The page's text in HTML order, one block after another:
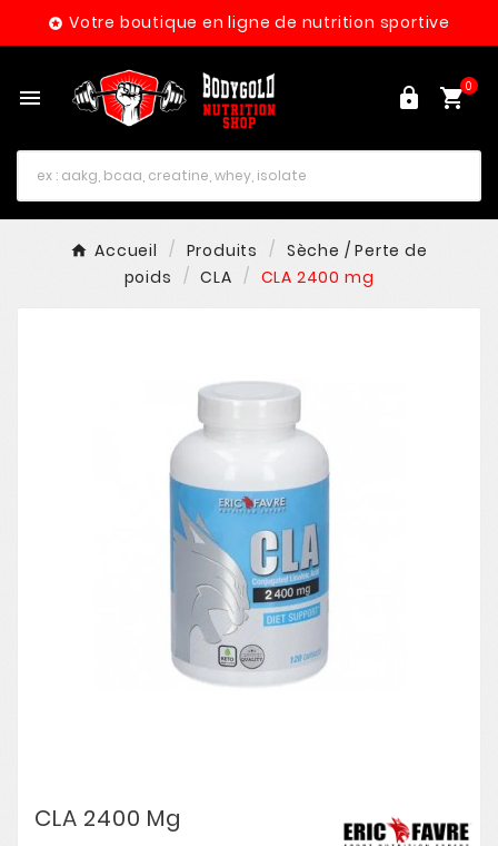
 Votre boutique en ligne de nutrition sportive
  0
Accueil Produits
Sèche / Perte de
poids
CLA CLA 2400 mg
CLA 2400 Mg